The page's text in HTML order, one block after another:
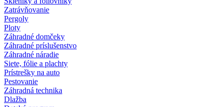
Zatrávňovanie
Pergoly
Ploty
Záhradné domčeky
Záhradné príslušenstvo
Záhradné náradie
Siete, fólie a plachty
Prístrešky na auto
Pestovanie
Záhradná technika
Dlažba